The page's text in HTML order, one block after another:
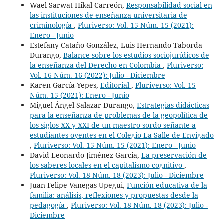
Wael Sarwat Hikal Carreón, Responsabilidad social en
las instituciones de enseñanza universitaria de
criminología , Pluriverso: Vol. 15 Núm. 15 (2021):
Enero - Junio
Estefany Cataño González, Luis Hernando Taborda
Durango, Balance sobre los estudios sociojurídicos de
la enseñanza del Derecho en Colombia , Pluriverso:
Vol. 16 Núm. 16 (2022): Julio - Diciembre
Karen García-Yepes, Editorial , Pluriverso: Vol. 15
Núm. 15 (2021): Enero - Junio
Miguel Ángel Salazar Durango, Estrategias didácticas
para la enseñanza de problemas de la geopolítica de
los siglos XX y XXI de un maestro sordo señante a
estudiantes oyentes en el Colegio La Salle de Envigado
, Pluriverso: Vol. 15 Núm. 15 (2021): Enero - Junio
David Leonardo Jiménez Garcia, La preservación de
los saberes locales en el capitalismo cognitivo ,
Pluriverso: Vol. 18 Núm. 18 (2023): Julio - Diciembre
Juan Felipe Vanegas Upegui, Función educativa de la
familia: análisis, reflexiones y propuestas desde la
pedagogía , Pluriverso: Vol. 18 Núm. 18 (2023): Julio -
Diciembre